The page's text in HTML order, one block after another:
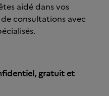
aidé dans vos
consultations avec
gratuit et